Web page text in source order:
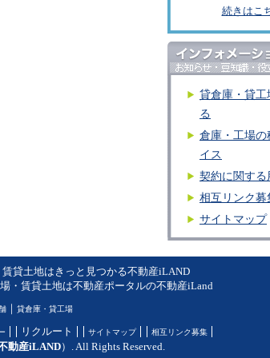
続きはこ
貸倉庫・貸工
る
倉庫・工場の
イス
契約に関する
相互リンク募
サイトマップ
貸土地はきっと見つかる不動産iLAND
・賃貸土地は不動産ポータルの不動産iLand
｜ 貸倉庫・貸工場
リクルート サイトマップ 相互リンク募集
動産iLAND）. All Rights Reserved.